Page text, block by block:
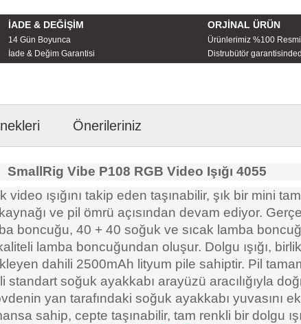
İADE & DEĞİŞİM
14 Gün Boyunca
İade & Değim Garantisi
ORJİNAL ÜRÜN
Ürünlerimiz %100 Resmi
Distrubütör
Önerileriniz
SmallRig Vibe P108 RGB Video Işığı 4055
ışığını takip eden taşınabilir, şık bir mini
ve pil ömrü açısından devam ediyor.
boncuğu, 40 + 40 soğuk ve sıcak lamba
lamba boncuğundan oluşur. Dolgu ışığı,
dahili 2500mAh lityum pile sahiptir. Pil
standart soğuk ayakkabı arayüzü aracılığıyla
yan tarafındaki soğuk ayakkabı yuvasını
sahip, cepte taşınabilir, tam renkli bir dolgu